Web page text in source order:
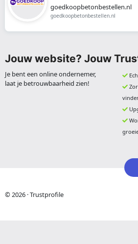
goedkoopbetonbestellen.nl
goedkoopbetonbestellen.nl
Jouw website? Jouw
Je bent een online ondernemer,
laat je betrouwbaarheid zien!
© 2026 · Trustprofile